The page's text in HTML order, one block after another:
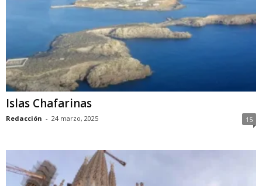
Islas Chafarinas
Redacción - 24 marzo, 2025 15